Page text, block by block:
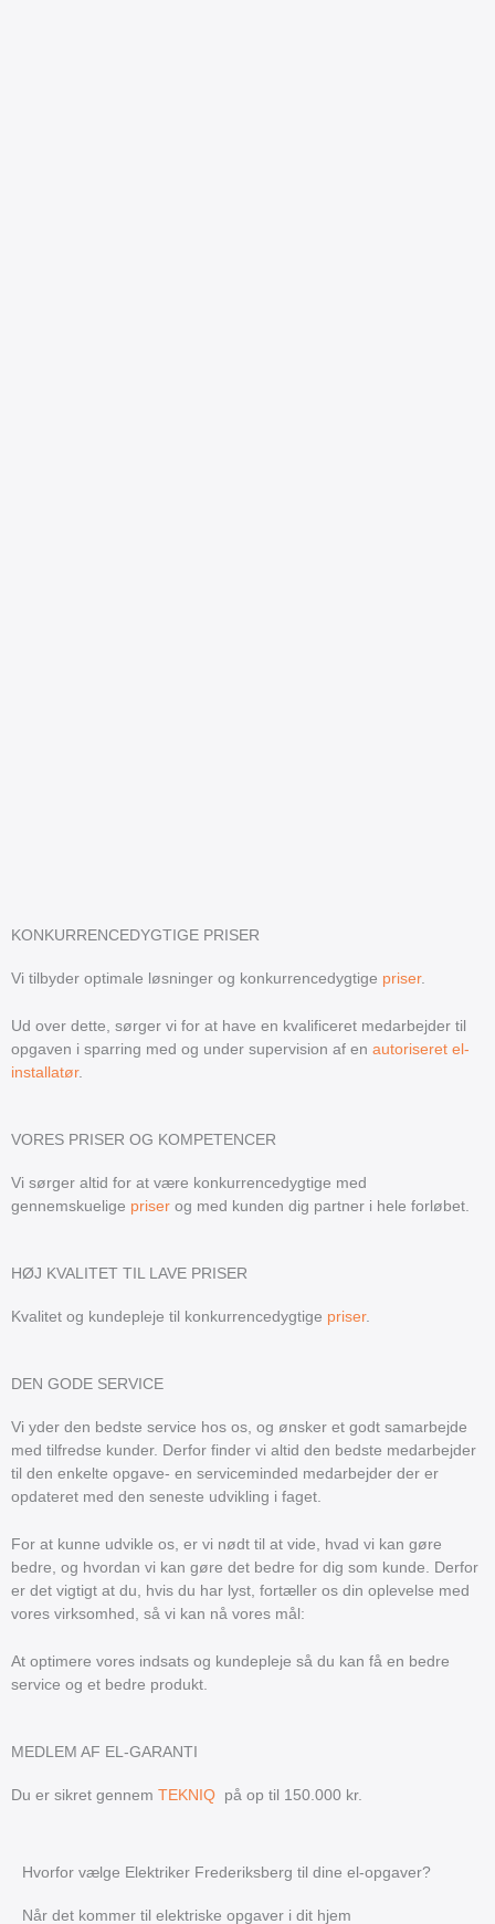
KONKURRENCEDYGTIGE PRISER
Vi tilbyder optimale løsninger og konkurrencedygtige priser.
Ud over dette, sørger vi for at have en kvalificeret medarbejder til
opgaven i sparring med og under supervision af en autoriseret el-
installatør.
VORES PRISER OG KOMPETENCER
Vi sørger altid for at være konkurrencedygtige med
gennemskuelige priser og med kunden dig partner i hele forløbet.
HØJ KVALITET TIL LAVE PRISER
Kvalitet og kundepleje til konkurrencedygtige priser.
DEN GODE SERVICE
Vi yder den bedste service hos os, og ønsker et godt samarbejde
med tilfredse kunder. Derfor finder vi altid den bedste medarbejder
til den enkelte opgave- en serviceminded medarbejder der er
opdateret med den seneste udvikling i faget.
For at kunne udvikle os, er vi nødt til at vide, hvad vi kan gøre
bedre, og hvordan vi kan gøre det bedre for dig som kunde. Derfor
er det vigtigt at du, hvis du har lyst, fortæller os din oplevelse med
vores virksomhed, så vi kan nå vores mål:
At optimere vores indsats og kundepleje så du kan få en bedre
service og et bedre produkt.
MEDLEM AF EL-GARANTI
Du er sikret gennem TEKNIQ på op til 150.000 kr.
Hvorfor vælge Elektriker Frederiksberg til dine el-opgaver?
Når det kommer til elektriske opgaver i dit hjem